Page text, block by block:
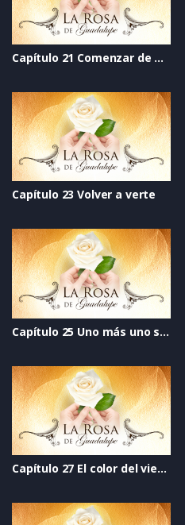
Capítulo 21 Comenzar de nuevo
Capítulo 23 Volver a verte
Capítulo 25 Uno más uno siempre es dos
Capítulo 27 El color del viento